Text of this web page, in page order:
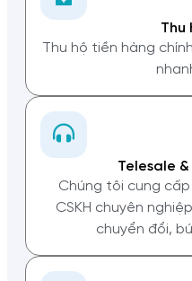
Thu
Thu hộ tiền hàng
Telesale
Chúng tôi cung
CSKH chuyên
chuyển đổi,